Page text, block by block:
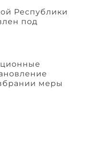
Республики
под
меры